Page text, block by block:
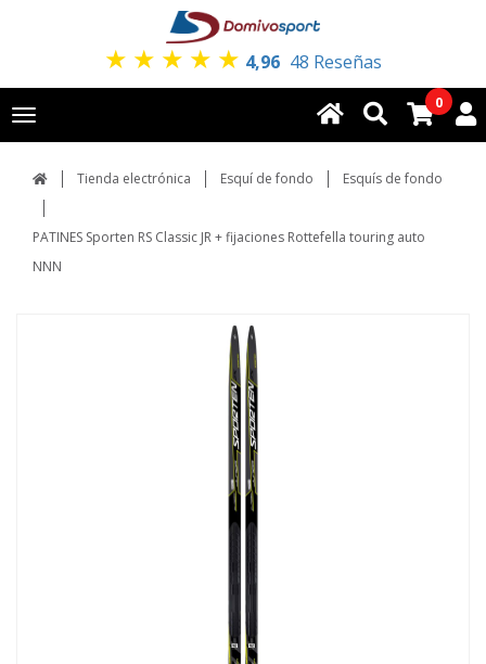
★ ★ ★ ★ ★ 4,96 48 Reseñas
Toggle
navigation
0
Tienda electrónica Esquí de fondo Esquís de fondo
PATINES Sporten RS Classic JR + fijaciones Rottefella touring auto
NNN